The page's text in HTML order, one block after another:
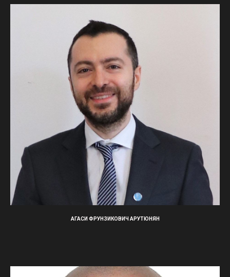
АГАСИ ФРУНЗИКОВИЧ АРУТЮНЯН